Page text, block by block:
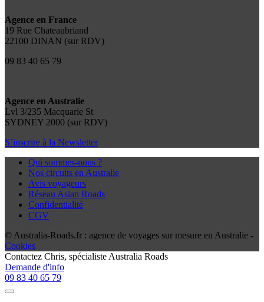
Agence en France
19 Rue Chateaubriand
22100 DINAN (sur RDV)
09 83 40 65 79
Agence en Australie
Lvl 3/235 Macquarie St
SYDNEY 2000 (sur RDV)
S’inscrire à la Newsletter
Qui sommes-nous ?
Nos circuits en Australie
Avis voyageurs
Réseau Asian Roads
Confidentialité
CGV
© Australia-Roads.fr : agence de voyages sur mesure en Australie -
Cookies
Contactez Chris, spécialiste Australia Roads
Demande d'info
09 83 40 65 79